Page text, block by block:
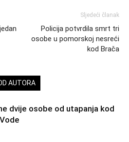
Sljedeći članak
Policija potvrdila smrt tri
osobe u pomorskoj nesreći
kod Brača
AUTORA
dvije osobe od utapanja kod